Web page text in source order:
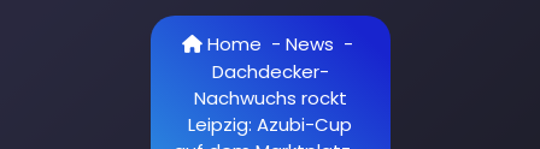
Home - News -
Dachdecker-
Nachwuchs rockt
Leipzig: Azubi-Cup